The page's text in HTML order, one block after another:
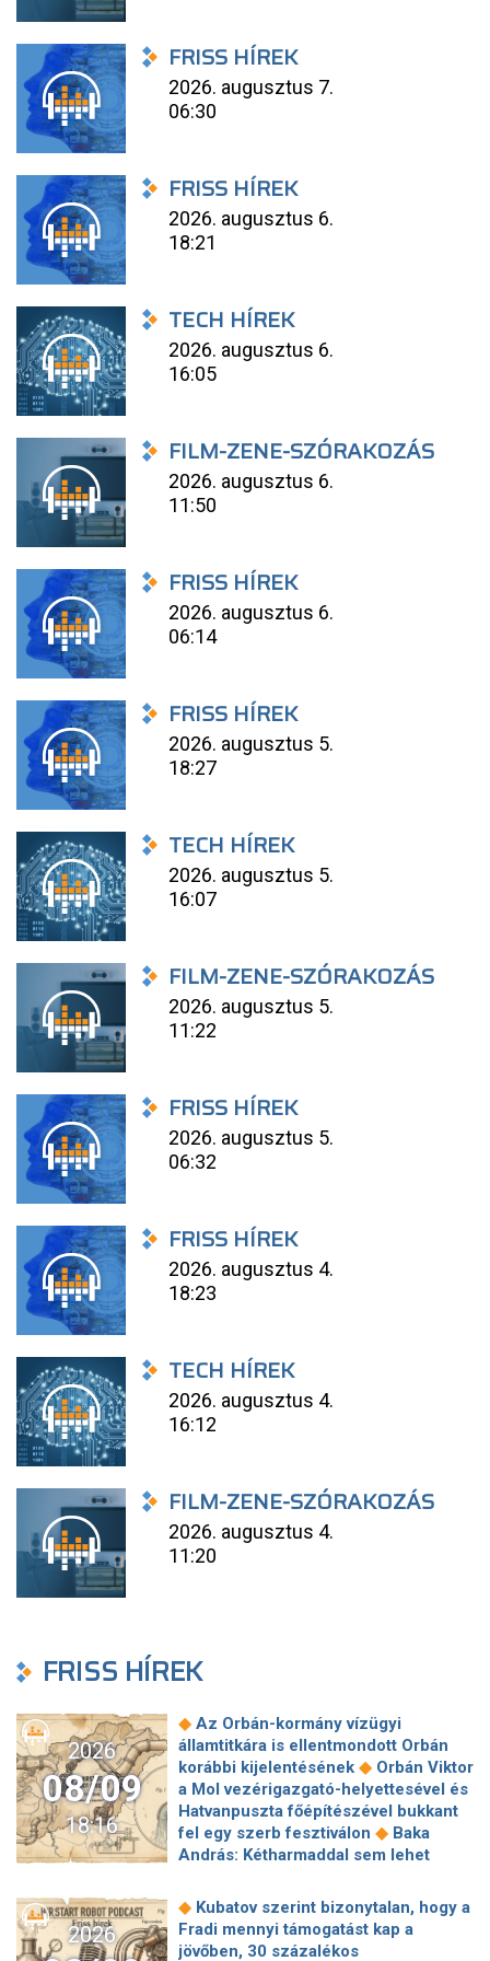
FRISS HÍREK
2026. augusztus 7.
06:30
FRISS HÍREK
2026. augusztus 6.
18:21
TECH HÍREK
2026. augusztus 6.
16:05
FILM-ZENE-SZÓRAKOZÁS
2026. augusztus 6.
11:50
FRISS HÍREK
2026. augusztus 6.
06:14
FRISS HÍREK
2026. augusztus 5.
18:27
TECH HÍREK
2026. augusztus 5.
16:07
FILM-ZENE-SZÓRAKOZÁS
2026. augusztus 5.
11:22
FRISS HÍREK
2026. augusztus 5.
06:32
FRISS HÍREK
2026. augusztus 4.
18:23
TECH HÍREK
2026. augusztus 4.
16:12
FILM-ZENE-SZÓRAKOZÁS
2026. augusztus 4.
11:20
FRISS HÍREK
2026
08/09
18:16
◆ Az Orbán-kormány vízügyi
államtitkára is ellentmondott Orbán
korábbi kijelentésének ◆ Orbán Viktor
a Mol vezérigazgató-helyettesével és
Hatvanpuszta főépítészével bukkant
fel egy szerb fesztiválon ◆ Baka
András: Kétharmaddal sem lehet
elutasítja Trump 15 pontos gázai
tervét ◆ Menczer Tamás Rogán
Antalról: Nagyon okos, vannak dolgok,
2026
◆ Kubatov szerint bizonytalan, hogy a
Fradi mennyi támogatást kap a
jövőben, 30 százalékos